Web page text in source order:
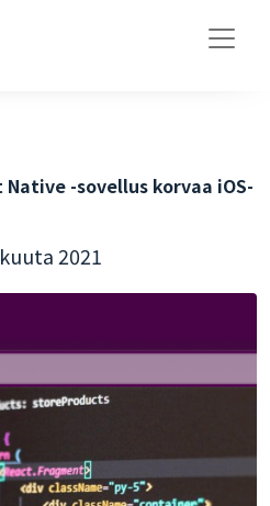
-sovellus korvaa iOS-
2021